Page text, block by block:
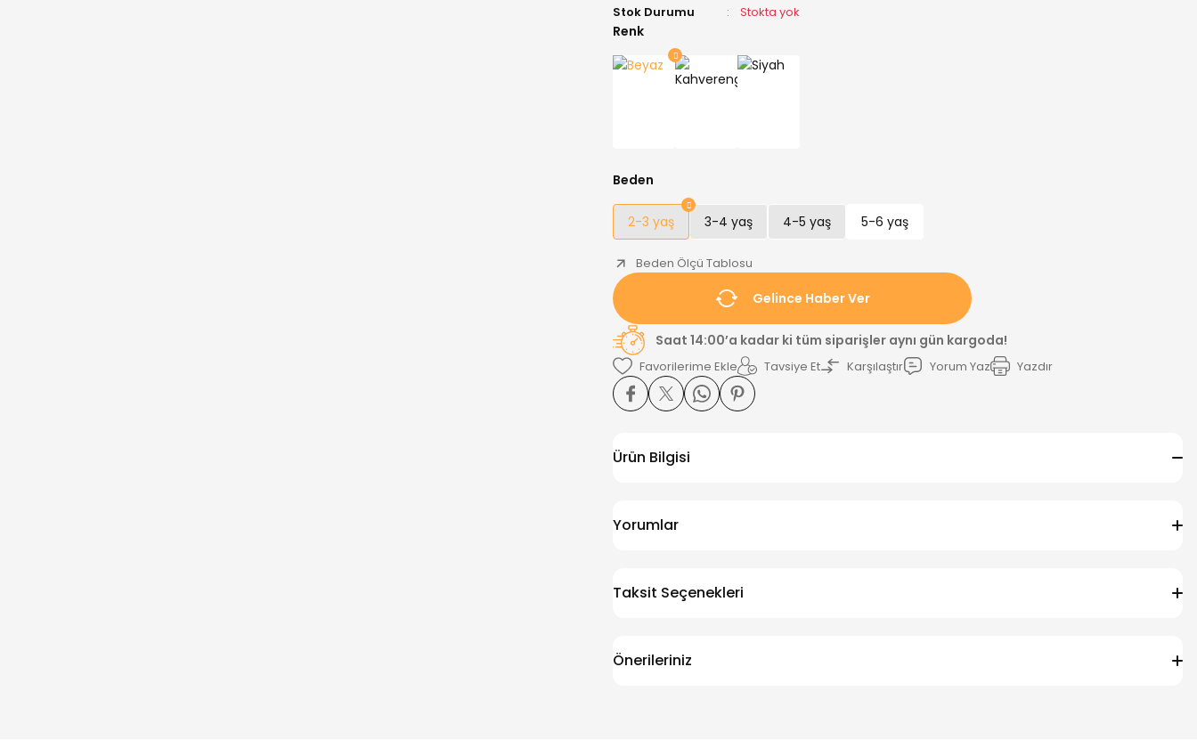
Stok Durumu
Stokta yok
Renk
Beden
2-3 yaş 3-4 yaş 4-5 yaş 5-6 yaş
Beden Ölçü Tablosu
Gelince Haber Ver
Saat 14:00’a kadar ki tüm siparişler aynı gün kargoda!
Tavsiye Et Karşılaştır Yorum Yaz Yazdır
Ürün Bilgisi
Yorumlar
Taksit Seçenekleri
Önerileriniz